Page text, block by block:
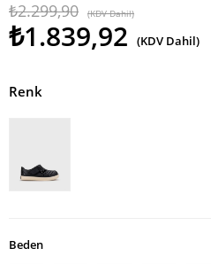
₺2.299,90 (KDV Dahil)
₺1.839,92 (KDV Dahil)
Renk
Beden